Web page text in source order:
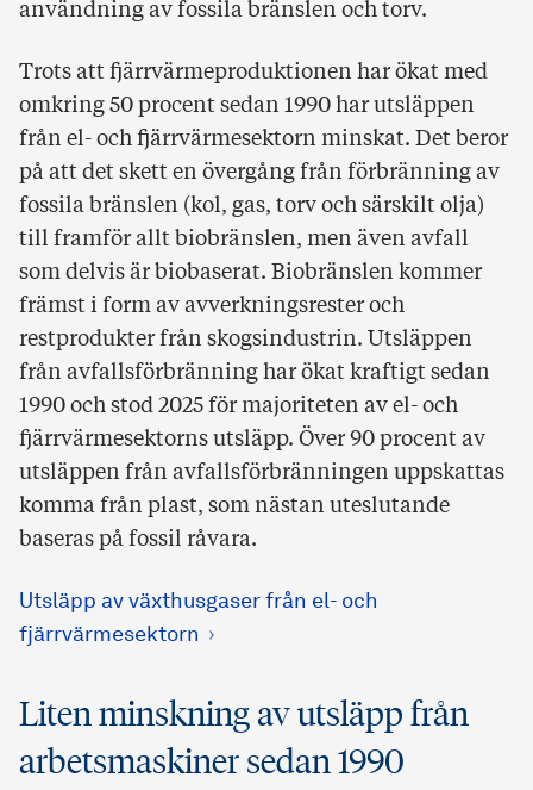
användning av fossila bränslen och torv.
Trots att fjärrvärmeproduktionen har ökat med
omkring 50 procent sedan 1990 har utsläppen
från el- och fjärrvärmesektorn minskat. Det beror
på att det skett en övergång från förbränning av
fossila bränslen (kol, gas, torv och särskilt olja)
till framför allt biobränslen, men även avfall
som delvis är biobaserat. Biobränslen kommer
främst i form av avverkningsrester och
restprodukter från skogsindustrin. Utsläppen
från avfallsförbränning har ökat kraftigt sedan
1990 och stod 2025 för majoriteten av el- och
fjärrvärmesektorns utsläpp. Över 90 procent av
utsläppen från avfallsförbränningen uppskattas
komma från plast, som nästan uteslutande
baseras på fossil råvara.
Utsläpp av växthusgaser från el- och
fjärrvärmesektorn
Liten minskning av utsläpp från
arbetsmaskiner sedan 1990